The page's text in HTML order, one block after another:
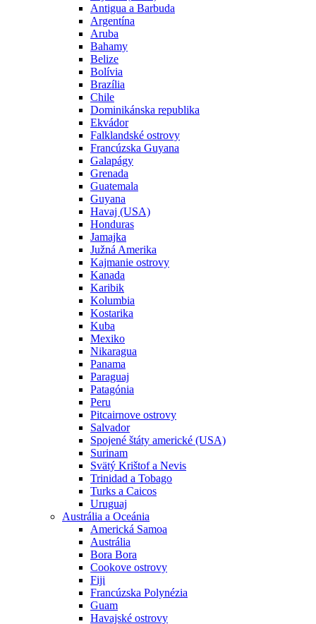
Antigua a Barbuda
Argentína
Aruba
Bahamy
Belize
Bolívia
Brazília
Chile
Dominikánska republika
Ekvádor
Falklandské ostrovy
Francúzska Guyana
Galapágy
Grenada
Guatemala
Guyana
Havaj (USA)
Honduras
Jamajka
Južná Amerika
Kajmanie ostrovy
Kanada
Karibik
Kolumbia
Kostarika
Kuba
Mexiko
Nikaragua
Panama
Paraguaj
Patagónia
Peru
Pitcairnove ostrovy
Salvador
Spojené štáty americké (USA)
Surinam
Svätý Krištof a Nevis
Trinidad a Tobago
Turks a Caicos
Uruguaj
Austrália a Oceánia
Americká Samoa
Austrália
Bora Bora
Cookove ostrovy
Fiji
Francúzska Polynézia
Guam
Havajské ostrovy